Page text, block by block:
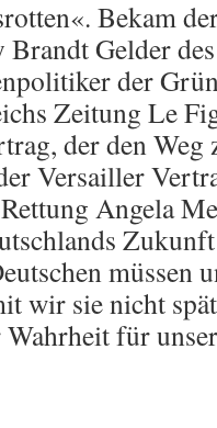
Bekam
Gelder
der
Zeitung Le
der den Weg
Versailler
Angela
müssen
wir sie nicht
für